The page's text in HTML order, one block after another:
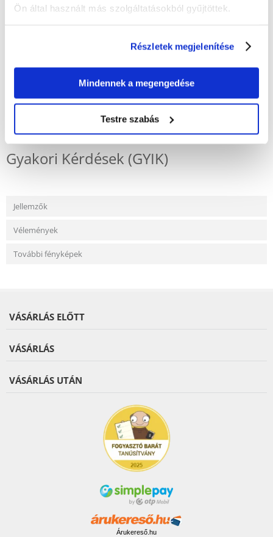
Ön által használt más szolgáltatásokból gyűjtöttek.
Részletek megjelenítése
Mindennek a megengedése
Testre szabás
Átmérő: 15 cm – a legtöbb állványhoz illeszkedik
KÉRDEZZ TŐLÜNK!
Gyakori Kérdések (GYIK)
Jellemzők
Vélemények
További fényképek
VÁSÁRLÁS ELŐTT
VÁSÁRLÁS
VÁSÁRLÁS UTÁN
Árukereső.hu